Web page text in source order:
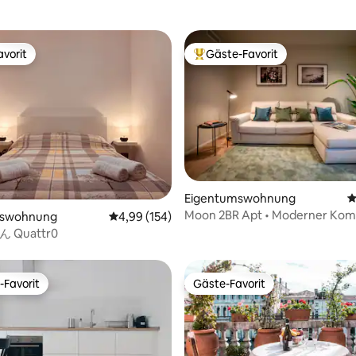
4,95 von 5, 131 Bewertungen
Durchschnittliche Bewertung: 4,99 von 5,
4,99 (154)
よん Quattr0
Beliebter Gäste-Favorit.
Gäste-Favorit
Eigentumswohnung
Moon 2BR Apt • Moderner
Favorit.
Favorit Gäste-Favorit
Gäste-Favorit